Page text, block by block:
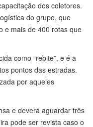
dos coletores.
do grupo, que
e mais de 400 rotas que
como “rebite”, e é a
pontos das estradas.
por aqueles
e deverá aguardar três
pode ser revista caso o